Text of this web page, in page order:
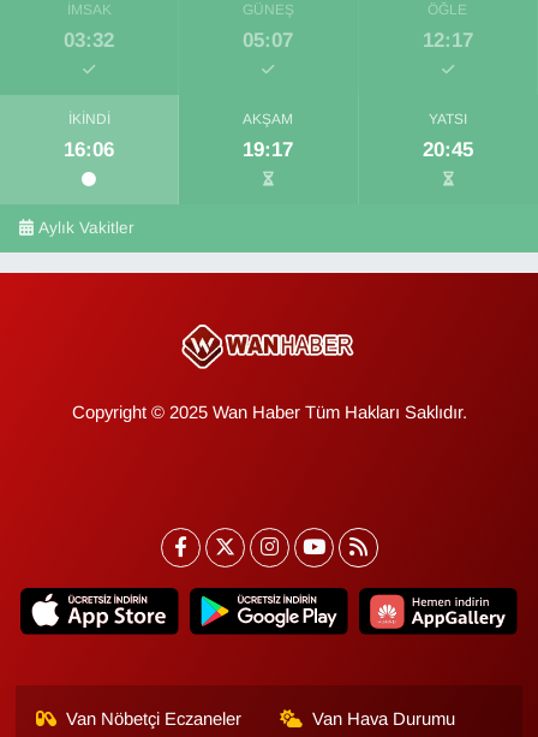
İMSAK
03:32
GÜNEŞ
05:07
ÖĞLE
12:17
İKINDI
16:06
AKŞAM
19:17
YATSI
20:45
Aylık Vakitler
Copyright © 2025 Wan Haber Tüm Hakları Saklıdır.
Van Nöbetçi Eczaneler Van Hava Durumu